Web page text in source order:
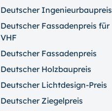
Deutscher Ingenieurbaupreis
Deutscher Fassadenpreis für
VHF
Deutscher Fassadenpreis
Deutscher Holzbaupreis
Deutscher Lichtdesign-Preis
Deutscher Ziegelpreis